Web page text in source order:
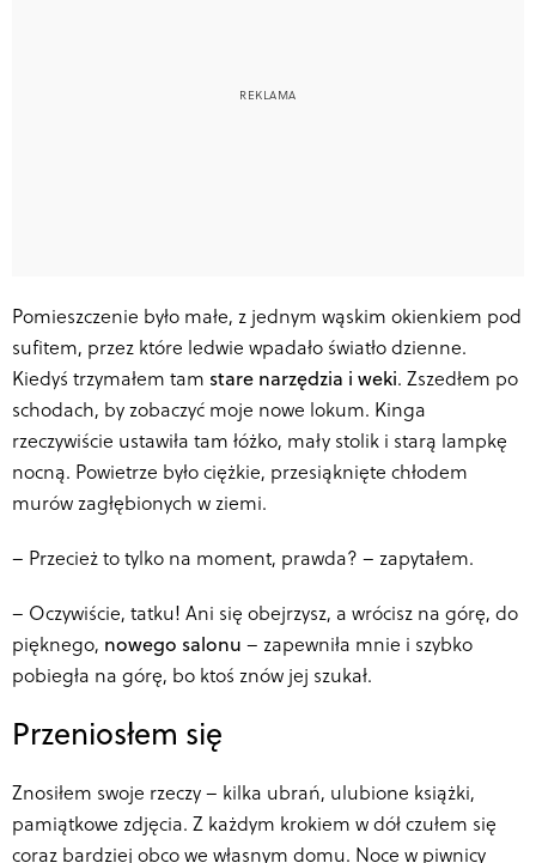
Pomieszczenie było małe, z jednym wąskim okienkiem pod
sufitem, przez które ledwie wpadało światło dzienne.
Kiedyś trzymałem tam stare narzędzia i weki. Zszedłem po
schodach, by zobaczyć moje nowe lokum. Kinga
rzeczywiście ustawiła tam łóżko, mały stolik i starą lampkę
nocną. Powietrze było ciężkie, przesiąknięte chłodem
murów zagłębionych w ziemi.
– Przecież to tylko na moment, prawda? – zapytałem.
– Oczywiście, tatku! Ani się obejrzysz, a wrócisz na górę, do
pięknego, nowego salonu – zapewniła mnie i szybko
pobiegła na górę, bo ktoś znów jej szukał.
Przeniosłem się
Znosiłem swoje rzeczy – kilka ubrań, ulubione książki,
pamiątkowe zdjęcia. Z każdym krokiem w dół czułem się
coraz bardziej obco we własnym domu. Noce w piwnicy